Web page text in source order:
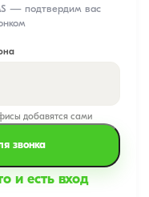
— подтвердим вас
добавятся сами
звонка
и есть вход